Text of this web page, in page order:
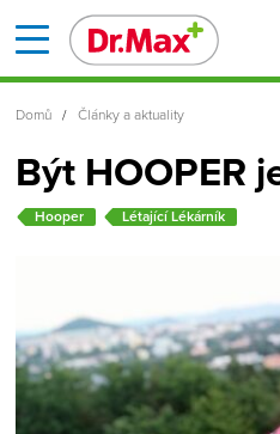
Domů Články a aktuality
Být HOOPER
Hooper Létající Lékárník